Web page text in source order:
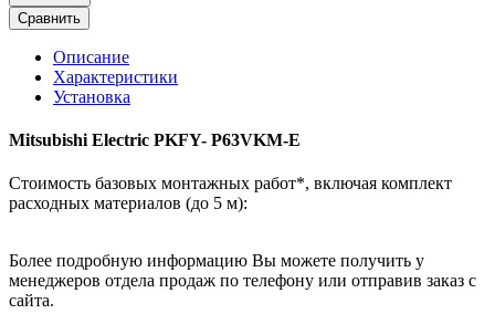
Сравнить
Описание
Характеристики
Установка
Mitsubishi Electric PKFY- P63VKM-E
Стоимость базовых монтажных работ*, включая комплект
расходных материалов (до 5 м):
Более подробную информацию Вы можете получить у
менеджеров отдела продаж по телефону или отправив заказ с
сайта.